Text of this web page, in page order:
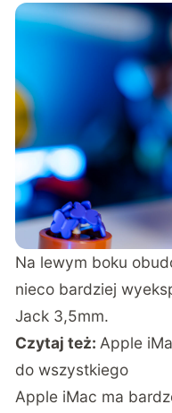
Na lewym boku
nieco bardziej
Jack 3,5mm.
Czytaj też:Apple
do wszystkiego
Apple iMac ma